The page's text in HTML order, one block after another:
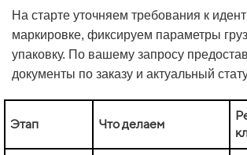
На старте уточняем требования к
маркировке, фиксируем параметры
упаковку. По вашему запросу
документы по заказу и актуальный
Этап Что делаем